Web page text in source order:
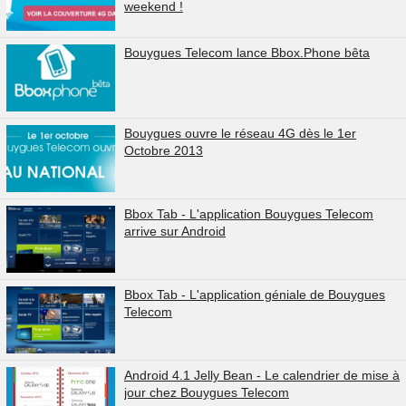
weekend !
Bouygues Telecom lance Bbox.Phone bêta
Bouygues ouvre le réseau 4G dès le 1er
Octobre 2013
Bbox Tab - L'application Bouygues Telecom
arrive sur Android
Bbox Tab - L'application géniale de Bouygues
Telecom
Android 4.1 Jelly Bean - Le calendrier de mise à
jour chez Bouygues Telecom